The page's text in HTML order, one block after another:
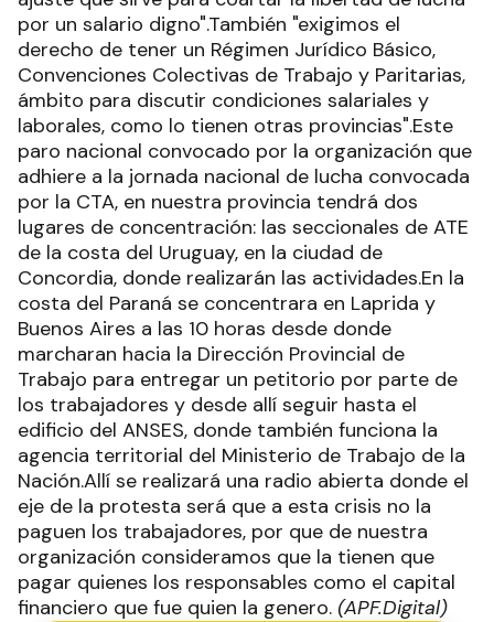
por un salario digno".También "exigimos el
derecho de tener un Régimen Jurídico Básico,
Convenciones Colectivas de Trabajo y Paritarias,
ámbito para discutir condiciones salariales y
laborales, como lo tienen otras provincias".Este
paro nacional convocado por la organización que
adhiere a la jornada nacional de lucha convocada
por la CTA, en nuestra provincia tendrá dos
lugares de concentración: las seccionales de ATE
de la costa del Uruguay, en la ciudad de
Concordia, donde realizarán las actividades.En la
costa del Paraná se concentrara en Laprida y
Buenos Aires a las 10 horas desde donde
marcharan hacia la Dirección Provincial de
Trabajo para entregar un petitorio por parte de
los trabajadores y desde allí seguir hasta el
edificio del ANSES, donde también funciona la
agencia territorial del Ministerio de Trabajo de la
Nación.Allí se realizará una radio abierta donde el
eje de la protesta será que a esta crisis no la
paguen los trabajadores, por que de nuestra
organización consideramos que la tienen que
pagar quienes los responsables como el capital
financiero que fue quien la genero. (APF.Digital)